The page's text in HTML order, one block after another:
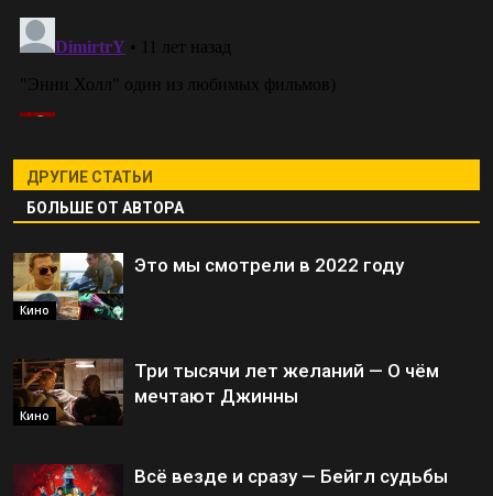
ДРУГИЕ СТАТЬИ
БОЛЬШЕ ОТ АВТОРА
Кино
Это мы смотрели в 2022 году
Кино
Три тысячи лет желаний — О чём
мечтают Джинны
Всё везде и сразу — Бейгл судьбы